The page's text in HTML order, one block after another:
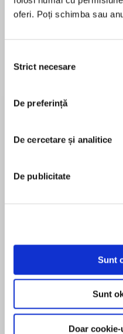
oferi. Poți schimba sau
consimțământului
Strict necesare
De preferință
De cercetare și analitice
De publicitate
Sunt
Sunt
Doar
12 reguli de viata. Un...
Jordan Peterson
Prințul Harry
Se